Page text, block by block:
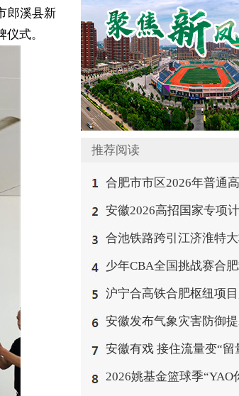
郎溪县新
式。
推荐阅读
合肥市市区2026年普通
安徽2026高招国家专项
合池铁路跨引江济淮特
少年CBA全国挑战赛合
沪宁合高铁合肥枢纽项
安徽发布气象灾害防御
安徽有戏 接住流量变“留
2026姚基金篮球季“YAO